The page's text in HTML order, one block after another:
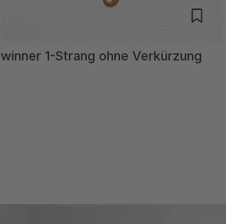
winner 1-Strang ohne Verkürzung